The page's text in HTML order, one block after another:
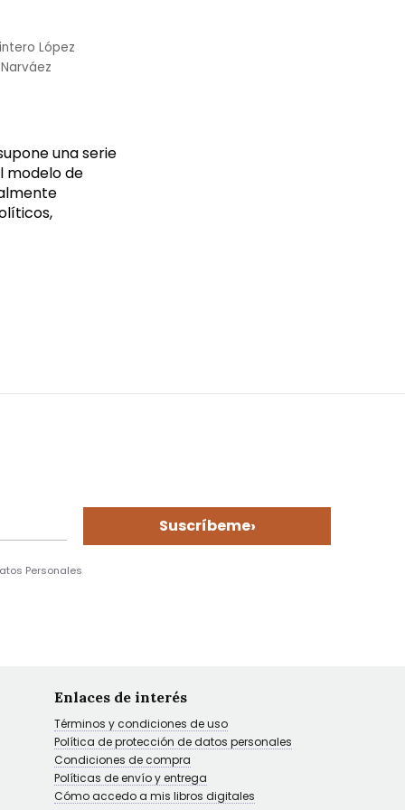
López
una serie
modelo de
Suscríbeme›
Personales
Enlaces de interés
Términos y condiciones de uso
Política de protección de datos personales
Condiciones de compra
Políticas de envío y entrega
Cómo accedo a mis libros digitales